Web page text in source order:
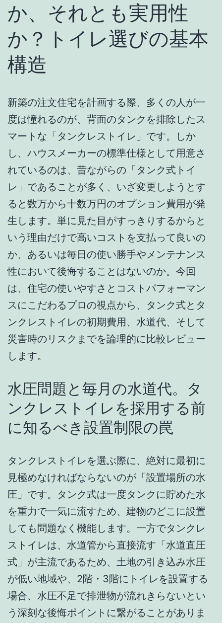
か、それとも実用性
か？トイレ選びの基本
構造
新築の注文住宅を計画する際、多くの人が一
度は憧れるのが、背面のタンクを排除したス
マートな「タンクレストイレ」です。しか
し、ハウスメーカーの標準仕様として用意さ
れているのは、昔ながらの「タンク式トイ
レ」であることが多く、いざ変更しようとす
ると数万から十数万円のオプション費用が発
生します。単に見た目がすっきりするからと
いう理由だけで高いコストを支払って良いの
か、あるいは毎日の使い勝手やメンテナンス
性において後悔することはないのか。今回
は、住宅の使いやすさとコストパフォーマン
スにこだわるプロの視点から、タンク式とタ
ンクレストイレの初期費用、水道代、そして
災害時のリスクまでを論理的に比較レビュー
します。
水圧問題と毎月の水道代。タ
ンクレストイレを採用する前
に知るべき設置制限の罠
タンクレストイレを選ぶ際に、絶対に最初に
見極めなければならないのが「設置場所の水
圧」です。タンク式は一度タンクに貯めた水
を重力で一気に流すため、建物のどこに設置
しても問題なく機能します。一方でタンクレ
ストイレは、水道管から直接流す「水道直圧
式」が主流であるため、土地の引き込み水圧
が低い地域や、2階・3階にトイレを設置する
場合、水圧不足で排泄物が流れきらないとい
う深刻な後悔ポイントに繋がることがありま